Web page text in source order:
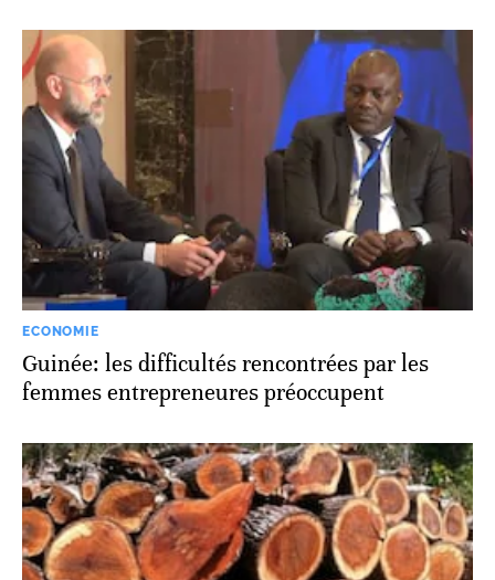
ECONOMIE
Guinée: les difficultés rencontrées par les
femmes entrepreneures préoccupent